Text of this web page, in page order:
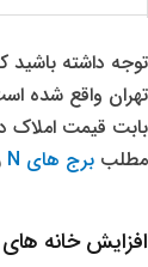
91
118
توجه داشته باشید
تهران واقع شده
بابت قیمت املاک
مطلب برج های N
افزایش خانه